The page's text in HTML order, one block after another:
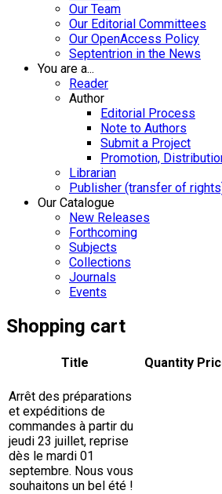
Our Team
Our Editorial Committees
Our OpenAccess Policy
Septentrion in the News
You are a...
Reader
Author
Editorial Process
Note to Authors
Submit a Project
Promotion,
Librarian
Publisher (transfer of
Our Catalogue
New Releases
Forthcoming
Subjects
Collections
Journals
Events
Shopping cart
Arrêt des préparations
et expéditions de
commandes à partir du
jeudi 23 juillet, reprise
dès le mardi 01
septembre. Nous vous
souhaitons un bel été !
Title Quantity